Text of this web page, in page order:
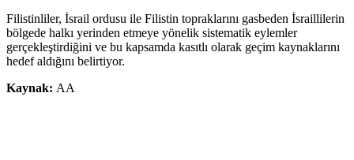
Filistinliler, İsrail ordusu ile Filistin topraklarını gasbeden İsraillilerin
bölgede halkı yerinden etmeye yönelik sistematik eylemler
gerçekleştirdiğini ve bu kapsamda kasıtlı olarak geçim kaynaklarını
hedef aldığını belirtiyor.
Kaynak: AA